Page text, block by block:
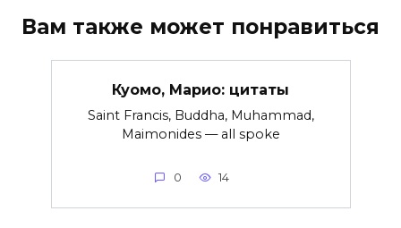
Вам также может понравиться
Куомо, Марио: цитаты
Saint Francis, Buddha, Muhammad,
Maimonides — all spoke
0 14